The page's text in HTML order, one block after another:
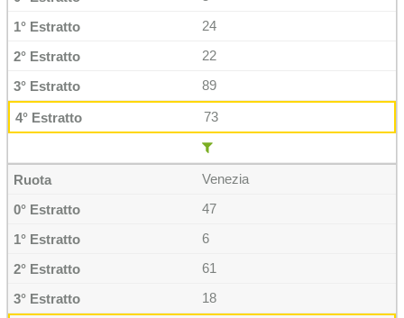
24
22
89
73
Venezia
47
6
61
18